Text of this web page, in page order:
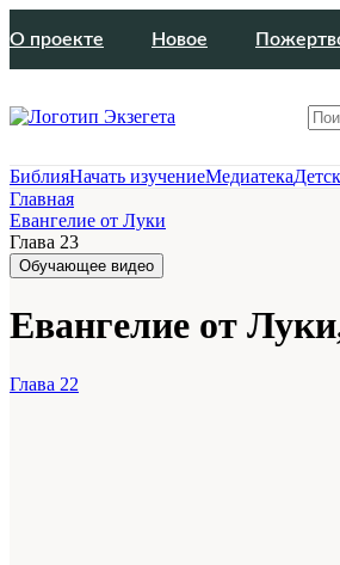
О проекте Новое
БиблияНачать изучениеМедиатека
Главная
Евангелие от Луки
Глава 23
Обучающее видео
Евангелие от
Глава 22